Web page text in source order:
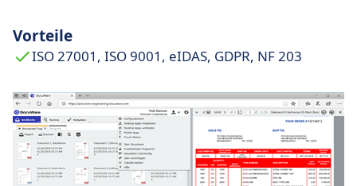
Vorteile
ISO 27001, ISO 9001, eIDAS, GDPR, NF 203